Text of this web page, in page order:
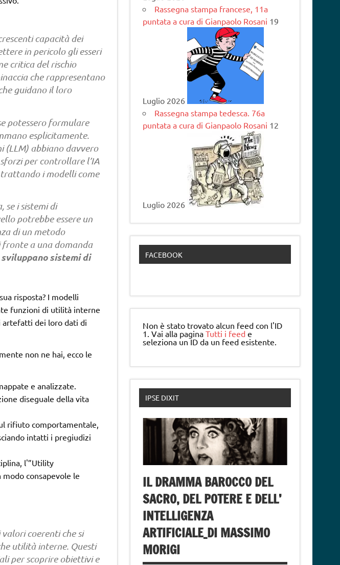
capacità dei
in pericolo gli esseri
critica del rischio
che rappresentano
guidano il loro
potessero formulare
esplicitamente.
(LLM) abbiano davvero
per controllare l’IA
i modelli come
se i sistemi di
potrebbe essere un
di un metodo
a una domanda
sistemi di
risposta? I modelli
funzioni di utilità interne
artefatti dei loro dati di
non ne hai, ecco le
e analizzate.
diseguale della vita
rifiuto comportamentale,
intatti i pregiudizi
l'”Utility
modo consapevole le
coerenti che si
utilità interne. Questi
per scoprire obiettivi e
Rassegna stampa francese, 11a
puntata a cura di Gianpaolo Rosani 19
Luglio 2026
Rassegna stampa tedesca. 76a
puntata a cura di Gianpaolo Rosani 12
Luglio 2026
FACEBOOK
Non è stato trovato alcun feed con l'ID
1. Vai alla paginaTutti i feed e
seleziona un ID da un feed esistente.
IPSE DIXIT
IL DRAMMA BAROCCO DEL
SACRO, DEL POTERE E DELL’
INTELLIGENZA
ARTIFICIALE_DI MASSIMO
MORIGI